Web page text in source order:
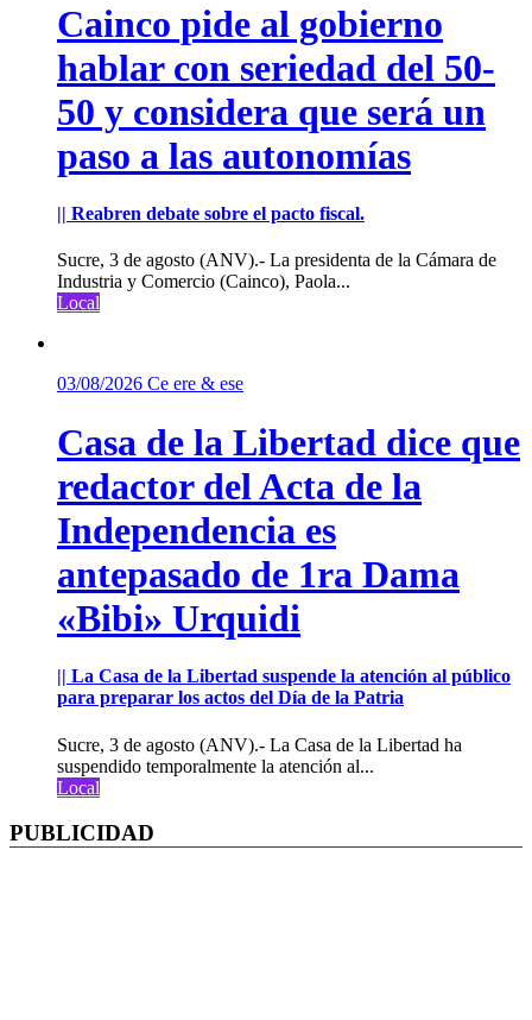
Cainco pide al gobierno
hablar con seriedad del 50-
50 y considera que será un
paso a las autonomías
|| Reabren debate sobre el pacto fiscal.
Sucre, 3 de agosto (ANV).- La presidenta de la Cámara de
Industria y Comercio (Cainco), Paola...
Local
03/08/2026 Ce ere & ese
Casa de la Libertad dice que
redactor del Acta de la
Independencia es
antepasado de 1ra Dama
«Bibi» Urquidi
|| La Casa de la Libertad suspende la atención al público
para preparar los actos del Día de la Patria
Sucre, 3 de agosto (ANV).- La Casa de la Libertad ha
suspendido temporalmente la atención al...
Local
PUBLICIDAD